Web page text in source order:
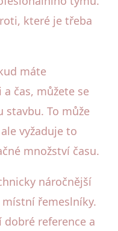
které je třeba
máte
čas, můžete se
To může
vyžaduje to
množství času.
náročnější
řemeslníky.
reference a